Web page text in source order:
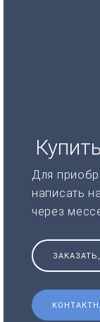
Для
написать
через